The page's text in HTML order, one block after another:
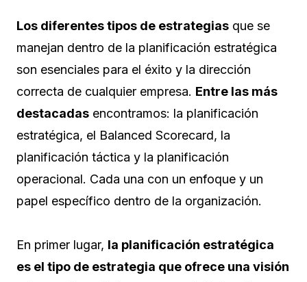
Los diferentes tipos de estrategias que se
manejan dentro de la planificación estratégica
son esenciales para el éxito y la dirección
correcta de cualquier empresa. Entre las más
destacadas encontramos: la planificación
estratégica, el Balanced Scorecard, la
planificación táctica y la planificación
operacional. Cada una con un enfoque y un
papel específico dentro de la organización.
En primer lugar, la planificación estratégica
es el tipo de estrategia que ofrece una visión